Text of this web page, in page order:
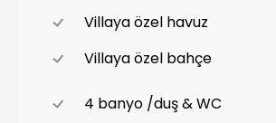
Villaya özel havuz
Villaya özel bahçe
4 banyo /duş & WC